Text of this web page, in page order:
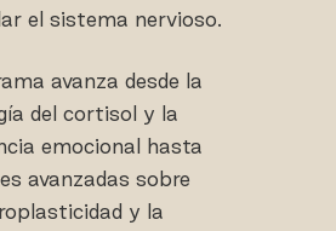
el sistema nervioso.
avanza desde la
del cortisol y la
emocional hasta
avanzadas sobre
y la